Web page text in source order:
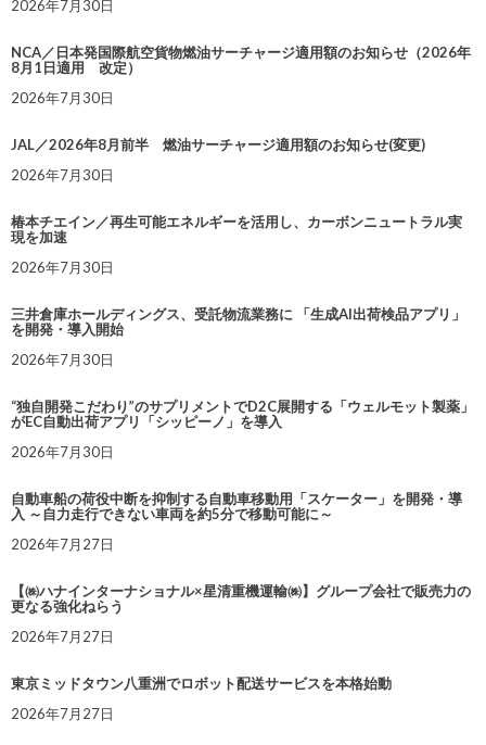
2026年7月30日
NCA／日本発国際航空貨物燃油サーチャージ適用額のお知らせ（2026年
8月1日適用 改定）
2026年7月30日
JAL／2026年8月前半 燃油サーチャージ適用額のお知らせ(変更)
2026年7月30日
椿本チエイン／再生可能エネルギーを活用し、カーボンニュートラル実
現を加速
2026年7月30日
三井倉庫ホールディングス、受託物流業務に 「生成AI出荷検品アプリ」
を開発・導入開始
2026年7月30日
“独自開発こだわり”のサプリメントでD2C展開する「ウェルモット製薬」
がEC自動出荷アプリ「シッピーノ」を導入
2026年7月30日
自動車船の荷役中断を抑制する自動車移動用「スケーター」を開発・導
入 ～自力走行できない車両を約5分で移動可能に～
2026年7月27日
【㈱ハナインターナショナル×星清重機運輸㈱】グループ会社で販売力の
更なる強化ねらう
2026年7月27日
東京ミッドタウン八重洲でロボット配送サービスを本格始動
2026年7月27日